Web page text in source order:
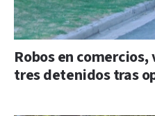
Robos en
tres detenidos tras